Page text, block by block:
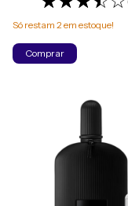
Só restam 2em estoque!
Comprar